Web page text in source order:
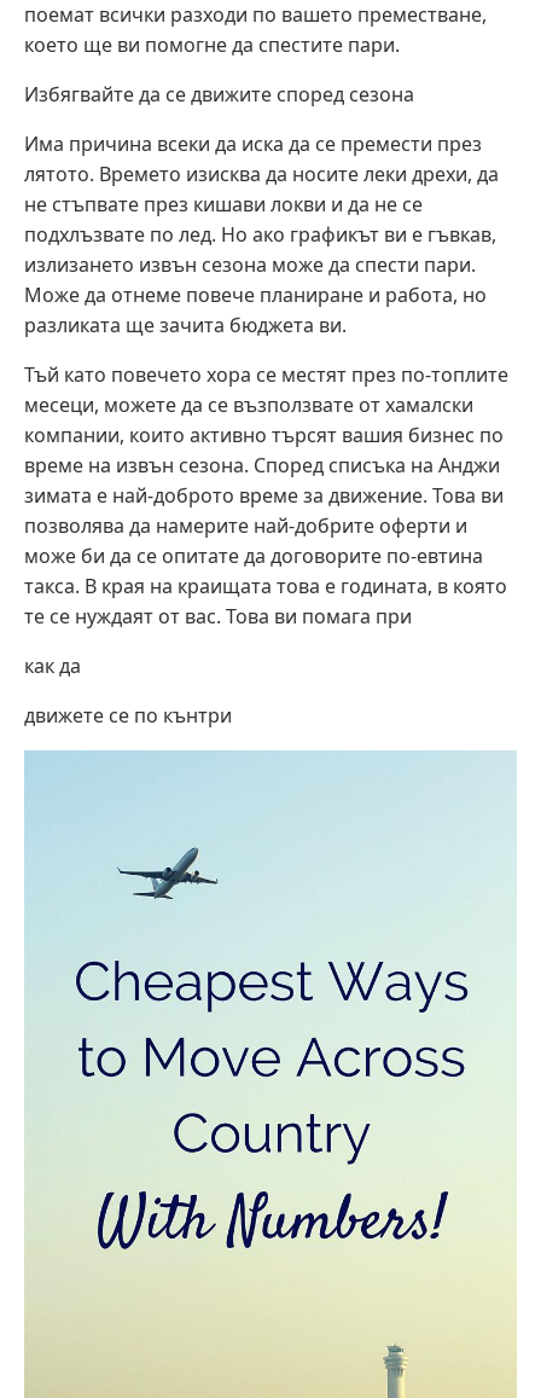
поемат всички разходи по вашето преместване,
което ще ви помогне да спестите пари.
Избягвайте да се движите според сезона
Има причина всеки да иска да се премести през
лятото. Времето изисква да носите леки дрехи, да
не стъпвате през кишави локви и да не се
подхлъзвате по лед. Но ако графикът ви е гъвкав,
излизането извън сезона може да спести пари.
Може да отнеме повече планиране и работа, но
разликата ще зачита бюджета ви.
Тъй като повечето хора се местят през по-топлите
месеци, можете да се възползвате от хамалски
компании, които активно търсят вашия бизнес по
време на извън сезона. Според списъка на Анджи
зимата е най-доброто време за движение. Това ви
позволява да намерите най-добрите оферти и
може би да се опитате да договорите по-евтина
такса. В края на краищата това е годината, в която
те се нуждаят от вас. Това ви помага при
как да
движете се по кънтри